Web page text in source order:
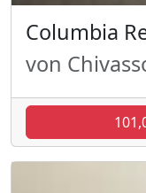
Columbia
von